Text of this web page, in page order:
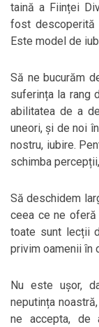
taină a Ființei
fost descoperită
Este model de
Să ne bucurăm
suferința la rang
abilitatea de a
uneori, și de noi
nostru, iubire.
schimba
Să deschidem
ceea ce ne oferă
toate sunt lecții
privim oamenii ȋn
Nu este ușor,
neputința
ne accepta,